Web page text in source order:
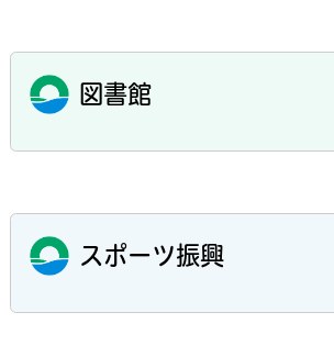
図書館
スポーツ振興